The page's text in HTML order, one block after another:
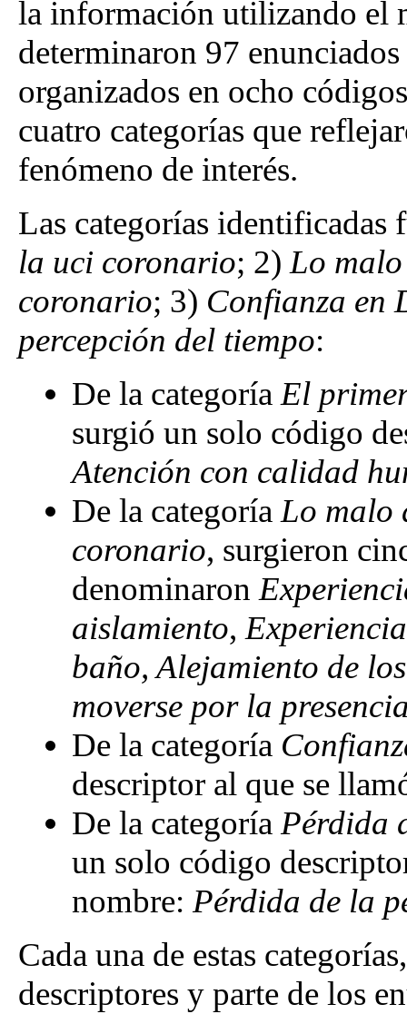
la información utilizando el
determinaron 97
organizados en ocho
cuatro categorías que
fenómeno de interés.
Las categorías
la uci coronario; 2)Lo
coronario; 3) Confianza en
percepción del tiempo:
De la categoríaEl
surgió un solo código
Atención con calidad
De la categoríaLo malo
coronario, surgieron
denominaron
aislamiento,
baño, Alejamiento de
moverse por la
De la categoría
descriptor al que se
De la categoríaPérdida
un solo código
nombre:Pérdida de la
Cada una de estas
descriptores y parte de los